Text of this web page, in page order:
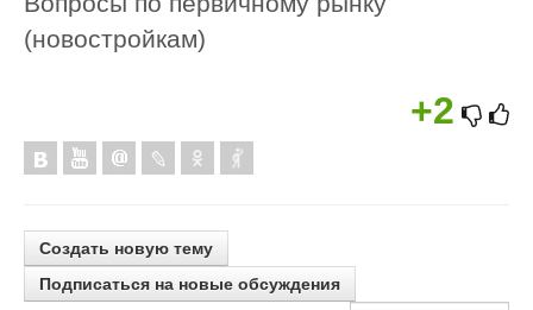
(новостройкам)
+2
Создать новую тему
Подписаться на новые обсуждения